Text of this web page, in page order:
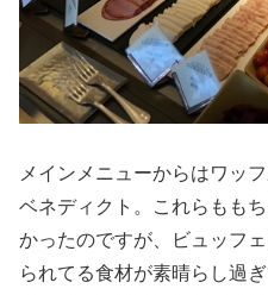
メインメニューからはワッ
ベネディクト。これらもも
かったのですが、ビュッフェ
られてる食材が素晴らし過